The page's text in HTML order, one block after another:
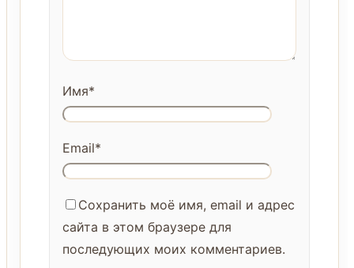
Имя*
Email*
Сохранить моё имя, email и адрес
сайта в этом браузере для
последующих моих комментариев.